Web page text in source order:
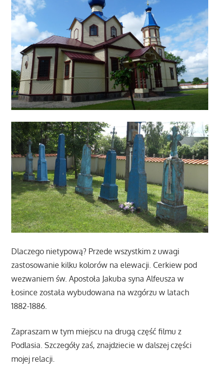
Dlaczego nietypową? Przede wszystkim z uwagi
zastosowanie kilku kolorów na elewacji. Cerkiew pod
wezwaniem św. Apostoła Jakuba syna Alfeusza w
Łosince została wybudowana na wzgórzu w latach
1882-1886.
Zapraszam w tym miejscu na drugą część filmu z
Podlasia. Szczegóły zaś, znajdziecie w dalszej części
mojej relacji.